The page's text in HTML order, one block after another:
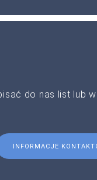
do nas list lub
INFORMACJE